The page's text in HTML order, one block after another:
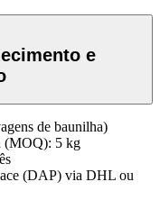
e
de baunilha)
(MOQ): 5 kg
(DAP) via DHL ou